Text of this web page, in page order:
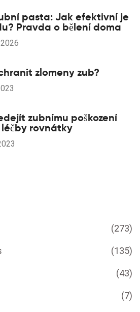
pasta: Jak efektivní je
Pravda o bělení doma
zlomeny zub?
zubnímu poškození
léčby rovnátky
(273)
(135)
(43)
(7)